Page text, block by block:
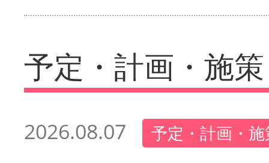
予定・計画・施策
2026.08.07 予定・計画・